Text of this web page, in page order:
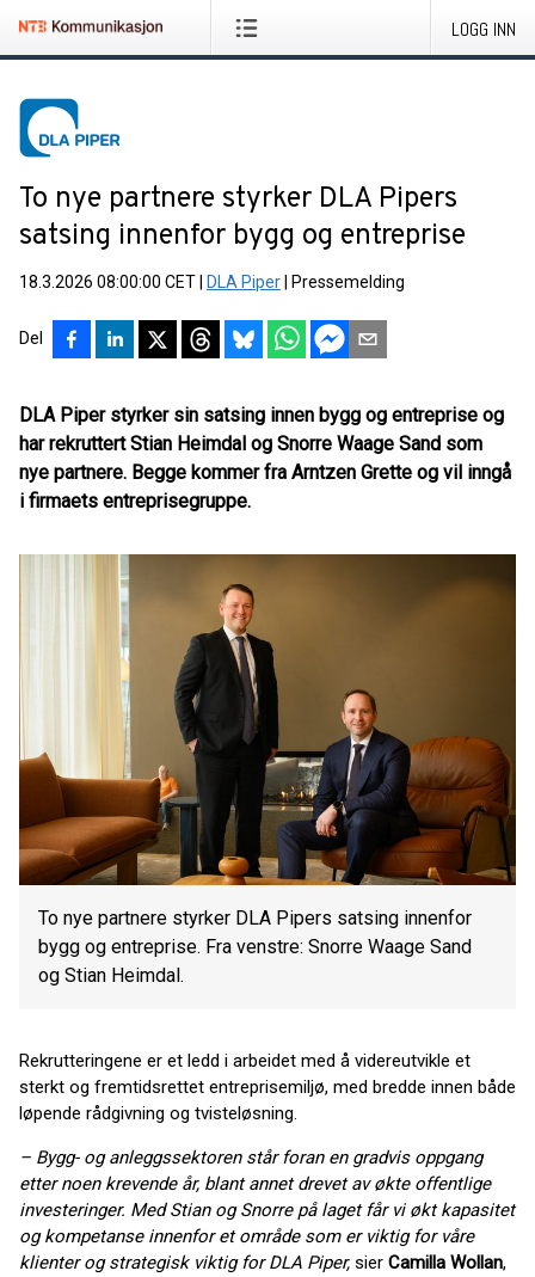
LOGG INN
To nye partnere styrker DLA Pipers
satsing innenfor bygg og entreprise
18.3.2026 08:00:00 CET DLA Piper Pressemelding
Del
DLA Piper styrker sin satsing innen bygg og entreprise og
har rekruttert Stian Heimdal og Snorre Waage Sand som
nye partnere. Begge kommer fra Arntzen Grette og vil inngå
i firmaets entreprisegruppe.
To nye partnere styrker DLA Pipers satsing innenfor
bygg og entreprise. Fra venstre: Snorre Waage Sand
og Stian Heimdal.
Rekrutteringene er et ledd i arbeidet med å videreutvikle et
sterkt og fremtidsrettet entreprisemiljø, med bredde innen både
løpende rådgivning og tvisteløsning.
– Bygg- og anleggssektoren står foran en gradvis oppgang
etter noen krevende år, blant annet drevet av økte offentlige
investeringer. Med Stian og Snorre på laget får vi økt kapasitet
og kompetanse innenfor et område som er viktig for våre
klienter og strategisk viktig for DLA Piper, sier Camilla Wollan,